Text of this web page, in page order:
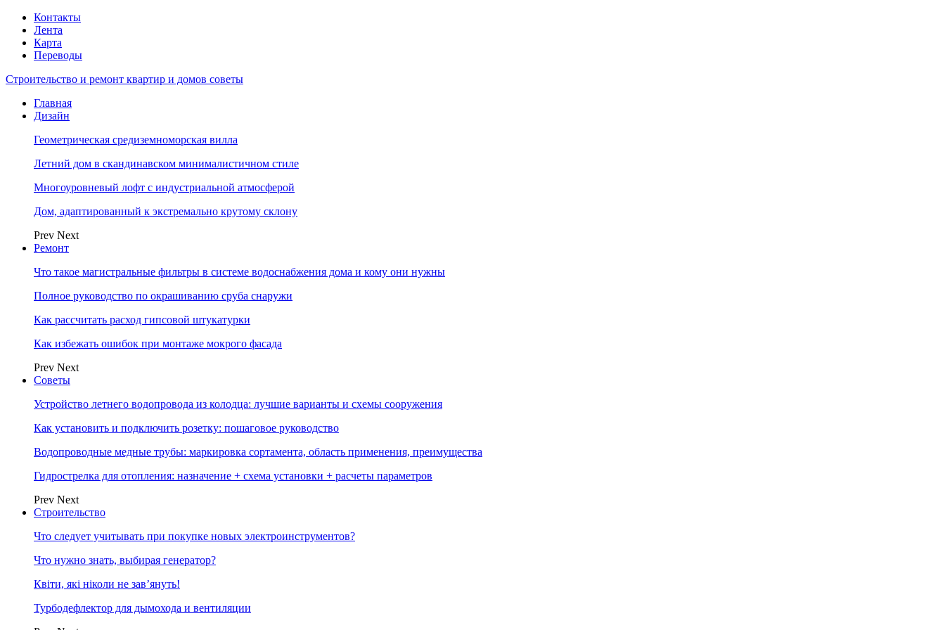
Контакты
Лента
Карта
Переводы
Строительство и ремонт квартир и домов советы
Главная
Дизайн
Геометрическая средиземноморская вилла
Летний дом в скандинавском минималистичном стиле
Многоуровневый лофт с индустриальной атмосферой
Дом, адаптированный к экстремально крутому склону
Prev Next
Ремонт
Что такое магистральные фильтры в системе водоснабжения дома и кому они нужны
Полное руководство по окрашиванию сруба снаружи
Как рассчитать расход гипсовой штукатурки
Как избежать ошибок при монтаже мокрого фасада
Prev Next
Советы
Устройство летнего водопровода из колодца: лучшие варианты и схемы сооружения
Как установить и подключить розетку: пошаговое руководство
Водопроводные медные трубы: маркировка сортамента, область применения, преимущества
Гидрострелка для отопления: назначение + схема установки + расчеты параметров
Prev Next
Строительство
Что следует учитывать при покупке новых электроинструментов?
Что нужно знать, выбирая генератор?
Квіти, які ніколи не зав’януть!
Турбодефлектор для дымохода и вентиляции